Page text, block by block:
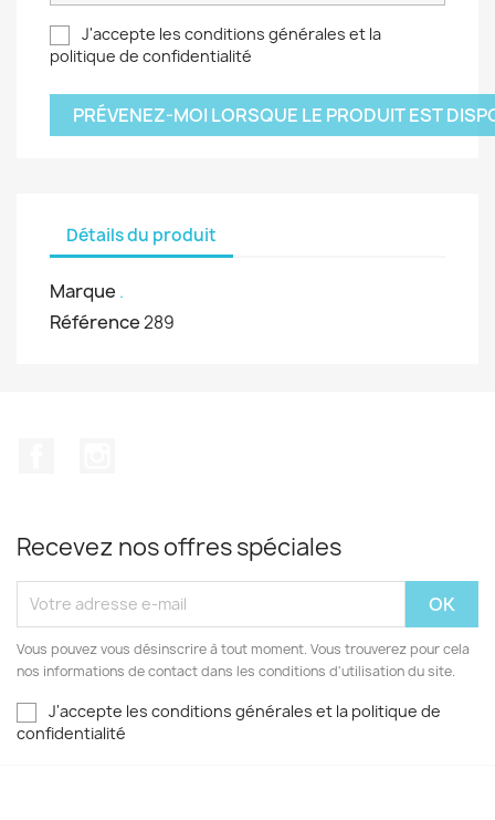
J'accepte les conditions générales et la
politique de confidentialité
PRÉVENEZ-MOI LORSQUE LE PRODUIT EST
Détails du produit
Marque .
Référence289
Recevez nos offres spéciales
Vous pouvez vous désinscrire à tout moment. Vous trouverez pour cela
nos informations de contact dans les conditions d'utilisation du site.
J'accepte les conditions générales et la politique de
confidentialité